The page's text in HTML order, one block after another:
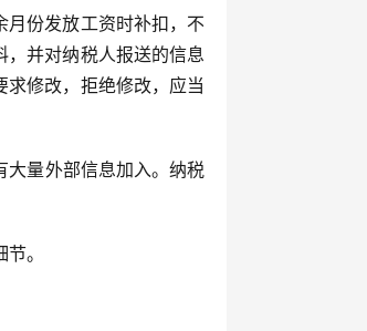
月份发放工资时补扣，不
，并对纳税人报送的信息
修改，拒绝修改，应当
大量外部信息加入。纳税
。